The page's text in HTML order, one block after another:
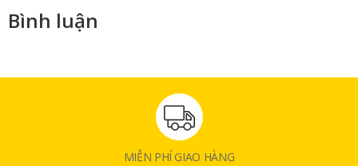
Bình luận
MIỄN PHÍ GIAO HÀNG